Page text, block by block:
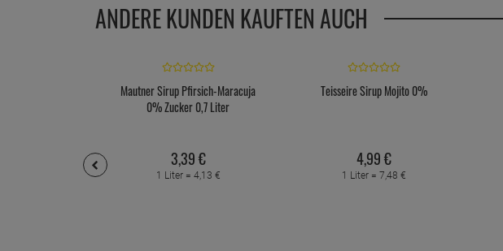
ANDERE KUNDEN KAUFTEN AUCH
Mautner Sirup Pfirsich-Maracuja
0% Zucker 0,7 Liter
3,39€
1 Liter = 4,13 €
Teisseire Sirup Mojito 0%
4,99€
1 Liter = 7,48 €